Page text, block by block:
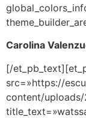
Carolina
[/
src=»https://
content/